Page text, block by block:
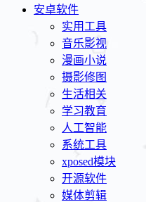
安卓软件
实用工具
音乐影视
漫画小说
摄影修图
生活相关
学习教育
人工智能
系统工具
xposed模块
开源软件
媒体剪辑